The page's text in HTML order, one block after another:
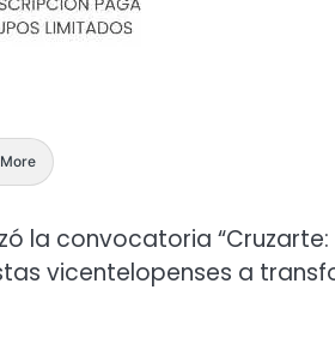
More
la convocatoria
vicentelopenses a